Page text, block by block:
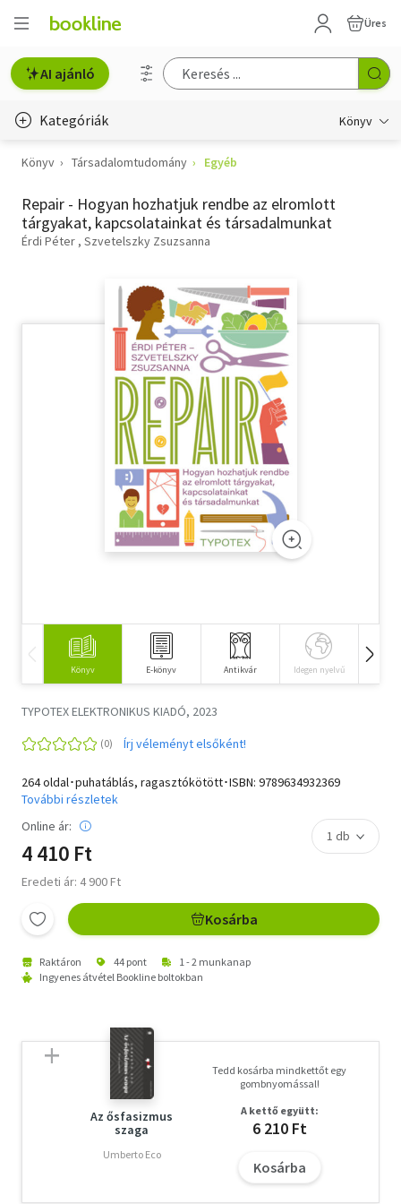
Üres
AI ajánló
Kategóriák Könyv
Életmód, egészség
Erotika
Gyermek- és ifjúsági
Szótár, nyelvkönyv
Tankönyv, segédkönyv
Társadalomtudomány
Természettudomány
Vallás
Könyv Társadalomtudomány Egyéb
Repair - Hogyan hozhatjuk rendbe az elromlott
tárgyakat, kapcsolatainkat és társadalmunkat
Érdi Péter Szvetelszky Zsuzsanna
Könyv E-könyv Antikvár Idegen nyelvű
TYPOTEX ELEKTRONIKUS KIADÓ, 2023
Írj véleményt elsőként!
264 oldal･puhatáblás, ragasztókötött･ISBN: 9789634932369
További részletek
Online ár:
4 410 Ft
Eredeti ár: 4 900 Ft
Kosárba
Raktáron 44 pont
1 - 2 munkanap
Ingyenes átvétel Bookline boltokban
Az ősfasizmus
szaga
Umberto Eco
Tedd kosárba mindkettőt egy
gombnyomással!
A kettő együtt:
6 210 Ft
Kosárba